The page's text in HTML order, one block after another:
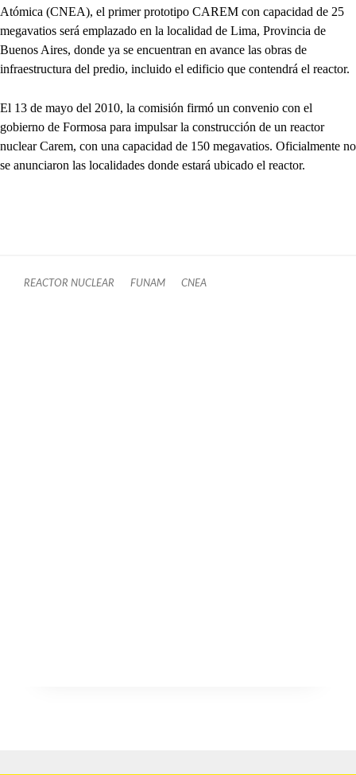
Atómica (CNEA), el primer prototipo CAREM con capacidad de 25
megavatios será emplazado en la localidad de Lima, Provincia de
Buenos Aires, donde ya se encuentran en avance las obras de
infraestructura del predio, incluido el edificio que contendrá el reactor.
El 13 de mayo del 2010, la comisión firmó un convenio con el
gobierno de Formosa para impulsar la construcción de un reactor
nuclear Carem, con una capacidad de 150 megavatios. Oficialmente no
se anunciaron las localidades donde estará ubicado el reactor.
REACTOR NUCLEAR FUNAM CNEA